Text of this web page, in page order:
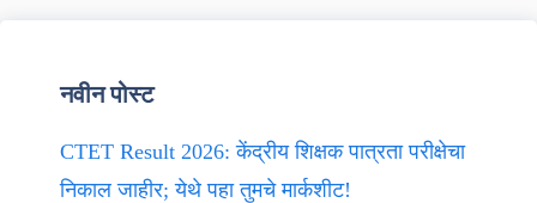
नवीन पोस्ट
CTET Result 2026: केंद्रीय शिक्षक पात्रता परीक्षेचा
निकाल जाहीर; येथे पहा तुमचे मार्कशीट!